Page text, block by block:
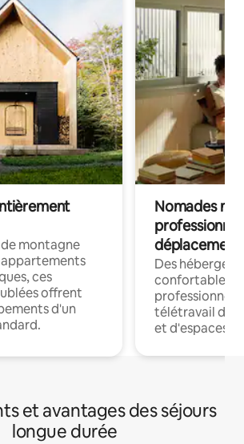
montagne
appartements
ces
offrent
d'un
Nomades
déplacement
Des
confortables
professionnels
télétravail
et d'espaces
et avantages des séjours
longue durée